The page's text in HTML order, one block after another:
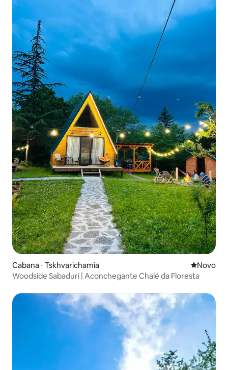
Cabana ⋅ Tskhvarichamia Novo
Novo
Woodside Sabaduri | Aconchegante Chalé da Floresta